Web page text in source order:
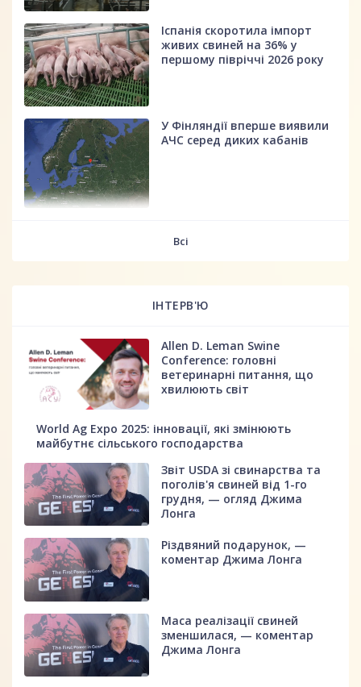
Іспанія скоротила імпорт
живих свиней на 36% у
першому півріччі 2026 року
У Фінляндії вперше виявили
АЧС серед диких кабанів
Всі
ІНТЕРВ'Ю
Allen D. Leman Swine
Conference: головні
ветеринарні питання, що
хвилюють світ
World Ag Expo 2025: інновації, які змінюють
майбутнє сільського господарства
Звіт USDA зі свинарства та
поголів'я свиней від 1-го
грудня, — огляд Джима
Лонга
Різдвяний подарунок, —
коментар Джима Лонга
Маса реалізації свиней
зменшилася, — коментар
Джима Лонга